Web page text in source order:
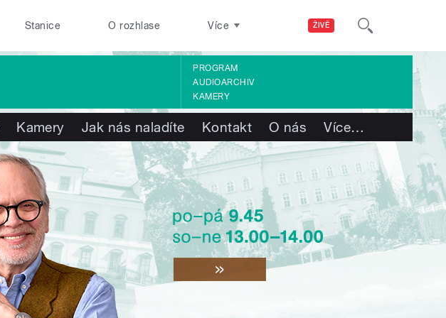
ŽIVĚ
Stanice O rozhlase Více
PROGRAM
AUDIOARCHIV
KAMERY
Kamery Jak nás naladíte Kontakt O nás Více…